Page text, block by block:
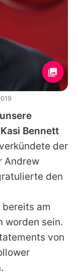
Bennett
der
Andrew
den
am
worden sein.
von